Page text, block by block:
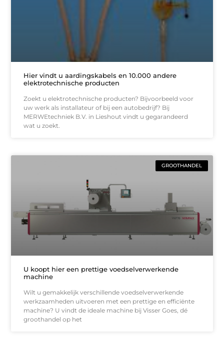
Hier vindt u aardingskabels en 10.000 andere
elektrotechnische producten
Zoekt u elektrotechnische producten? Bijvoorbeeld voor
uw werk als installateur of bij een autobedrijf? Bij
MERWEtechniek B.V. in Lieshout vindt u gegarandeerd
wat u zoekt.
GROOTHANDEL
U koopt hier een prettige voedselverwerkende
machine
Wilt u gemakkelijk verschillende voedselverwerkende
werkzaamheden uitvoeren met een prettige en efficiënte
machine? U vindt de ideale machine bij Visser Goes, dé
groothandel op het